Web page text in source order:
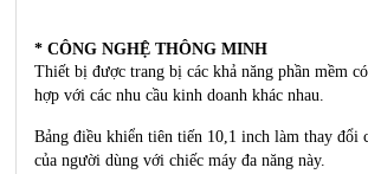
* CÔNG NGHỆ THÔNG MINH
Thiết bị được trang bị các khả năng phần mềm
hợp với các nhu cầu kinh doanh khác nhau.
Bảng điều khiển tiên tiến 10,1 inch làm thay đổi
của người dùng với chiếc máy đa năng này.